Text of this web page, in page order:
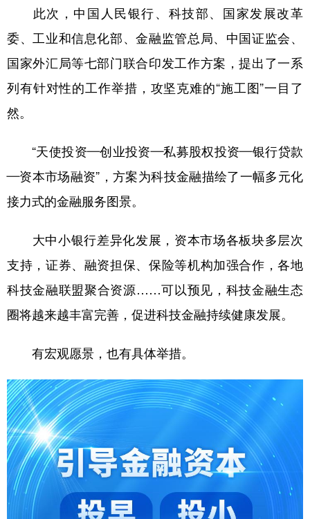
此次，中国人民银行、科技部、国家发展改革
委、工业和信息化部、金融监管总局、中国证监会、
国家外汇局等七部门联合印发工作方案，提出了一系
列有针对性的工作举措，攻坚克难的“施工图”一目了
然。
“天使投资—创业投资—私募股权投资—银行贷款
—资本市场融资”，方案为科技金融描绘了一幅多元化
接力式的金融服务图景。
大中小银行差异化发展，资本市场各板块多层次
支持，证券、融资担保、保险等机构加强合作，各地
科技金融联盟聚合资源……可以预见，科技金融生态
圈将越来越丰富完善，促进科技金融持续健康发展。
有宏观愿景，也有具体举措。